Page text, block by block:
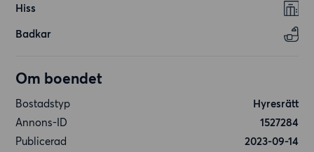
Hiss
Badkar
Om boendet
Bostadstyp
Hyresrätt
Annons-ID
1527284
Publicerad
2023-09-14